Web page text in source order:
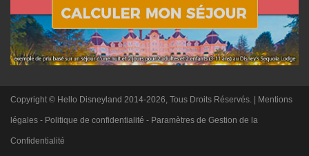
Copyright © Hello Disneyland 2014-2026, Tous Droits Réservés. | Mentions
légales - Politique de confidentialité - Paramètres de Gestion de la
Confidentialité